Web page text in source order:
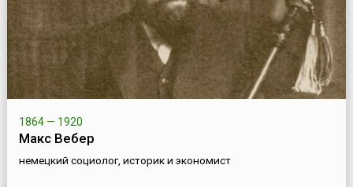
1864 — 1920
Макс Вебер
немецкий социолог, историк и экономист